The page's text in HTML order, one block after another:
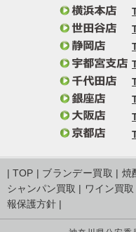
|TOP | ブランデー買取 | 焼
シャンパン買取 | ワイン買取
報保護方針 |